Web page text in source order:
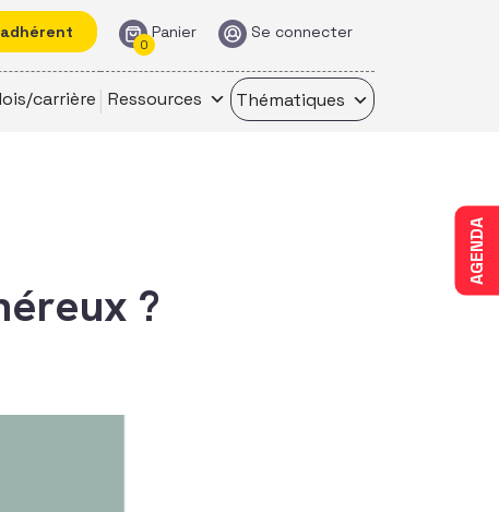
Panier
0
Se connecter
carrière Ressources Thématiques
AGENDA
?